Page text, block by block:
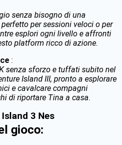
senza bisogno di una
per sessioni veloci o per
esplori ogni livello e affronti
platform ricco di azione.
:
senza sforzo e tuffati subito nel
Island III, pronto a esplorare
e cavalcare compagni
di riportare Tina a casa.
3 Nes
gioco: